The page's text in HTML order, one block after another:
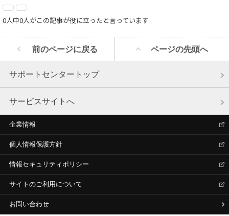
0人中0人がこの記事が役に立ったと言っています
前のページに戻る ページの先頭へ
サポートセンタートップ
サービスサイトへ
企業情報
個人情報保護方針
情報セキュリティポリシー
サイトのご利用について
お問い合わせ